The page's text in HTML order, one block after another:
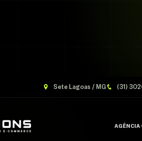
Sete Lagoas / MG (31)
AGÊNCIA